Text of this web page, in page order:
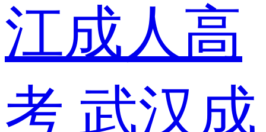
江成人高
考 武汉成